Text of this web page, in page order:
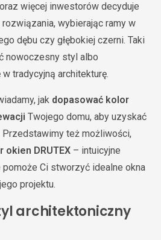
więcej inwestorów decyduje
wybierając ramy w
dębu czy głębokiej czerni. Taki
nowoczesny styl albo
tradycyjną architekturę.
jak dopasować kolor
Twojego domu, aby uzyskać
też możliwości,
DRUTEX – intuicyjne
Ci stworzyć idealne okna
projektu.
architektoniczny